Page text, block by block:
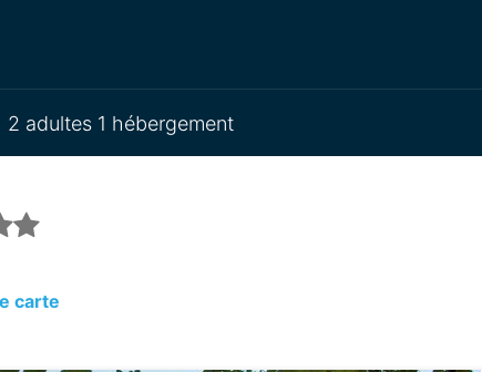
2 adultes 1 hébergement
carte